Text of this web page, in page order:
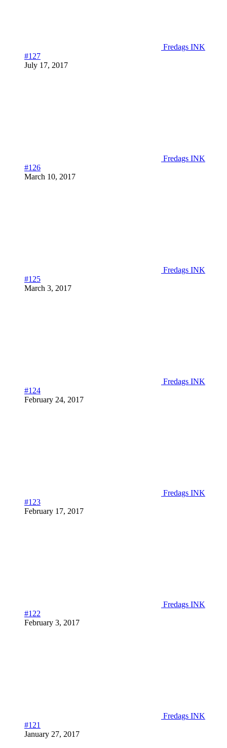
Fredags INK
#127
July 17, 2017
Fredags INK
#126
March 10, 2017
Fredags INK
#125
March 3, 2017
Fredags INK
#124
February 24, 2017
Fredags INK
#123
February 17, 2017
Fredags INK
#122
February 3, 2017
Fredags INK
#121
January 27, 2017